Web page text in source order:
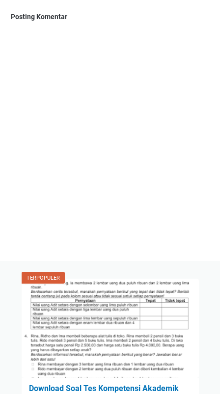
Posting Komentar
TERPOPULER
Download Soal Tes Kompetensi Akademik